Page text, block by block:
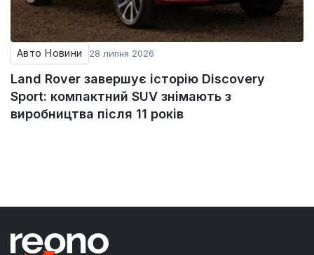
Авто Новини 28 липня 2026
Land Rover завершує історію Discovery
Sport: компактний SUV знімають з
виробництва після 11 років